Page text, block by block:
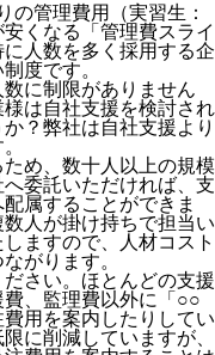
の管理費用（実習生：
くなる「管理費スライ
人数を多く採用する企
度です。
に制限がありません
様は自社支援を検討され
？弊社は自社支援より
め、数十人以上の規模
委託いただければ、支
属することができま
人が掛け持ちで担当い
ますので、人材コスト
がります。
さい。ほとんどの支援
、監理費以外に「○○
用を案内したりしてい
に削減していますが、